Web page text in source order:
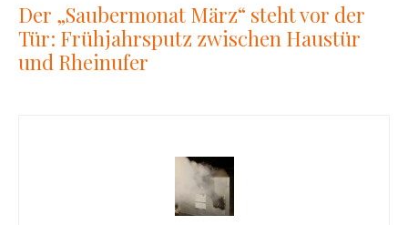
Der „Saubermonat März“ steht vor der
Tür: Frühjahrsputz zwischen Haustür
und Rheinufer